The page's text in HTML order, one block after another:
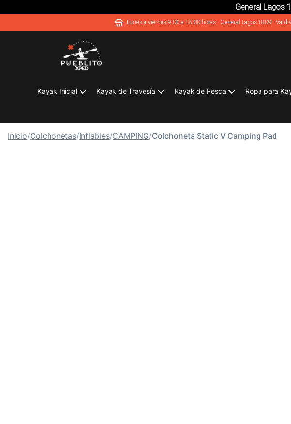
General Lagos
Lunes a viernes 9:00 a 18:00 horas - General Lagos 1809 -
Kayak Inicial Kayak de Travesía Kayak de Pesca Ropa para
Inicio/Colchonetas/Inflables/CAMPING/Colchoneta Static V Camping Pad